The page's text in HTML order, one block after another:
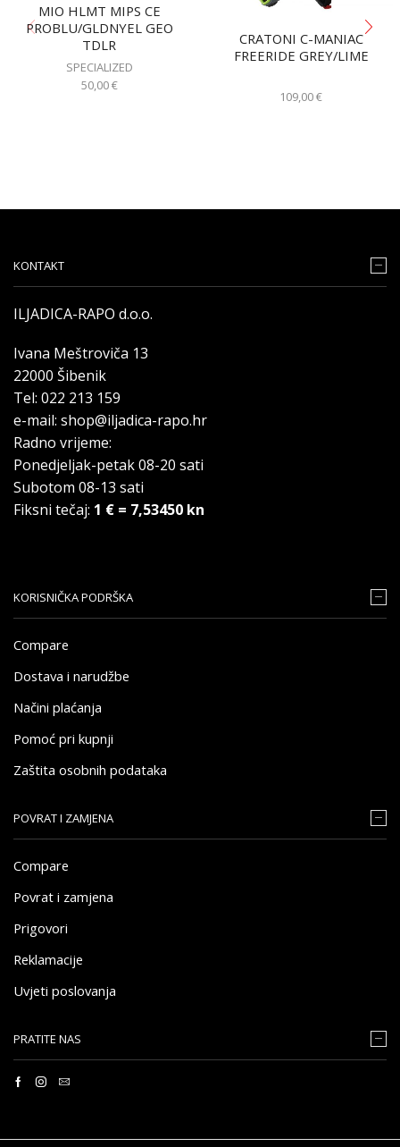
MIO HLMT MIPS CE
PROBLU/GLDNYEL GEO
TDLR
SPECIALIZED
50,00€
CRATONI C-MANIAC
FREERIDE GREY/LIME
109,00€
KONTAKT
ILJADICA-RAPO d.o.o.
Ivana Meštroviča 13
22000 Šibenik
Tel: 022 213 159
e-mail: shop@iljadica-rapo.hr
Radno vrijeme:
Ponedjeljak-petak 08-20 sati
Subotom 08-13 sati
Fiksni tečaj: 1 € = 7,53450 kn
KORISNIČKA PODRŠKA
Compare
Dostava i narudžbe
Načini plaćanja
Pomoć pri kupnji
Zaštita osobnih podataka
POVRAT I ZAMJENA
Compare
Povrat i zamjena
Prigovori
Reklamacije
Uvjeti poslovanja
PRATITE NAS